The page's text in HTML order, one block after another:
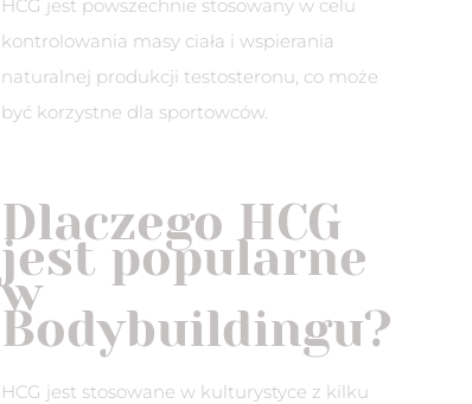
HCG jest powszechnie stosowany w celu
kontrolowania masy ciała i wspierania
naturalnej produkcji testosteronu, co może
być korzystne dla sportowców.
Dlaczego HCG
jest popularne
w
Bodybuildingu?
HCG jest stosowane w kulturystyce z kilku